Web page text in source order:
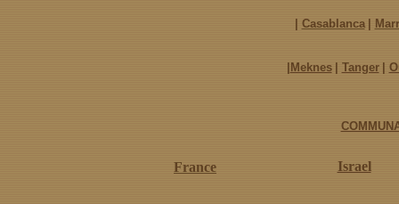
Casablanca
Meknes Tanger
France Israel